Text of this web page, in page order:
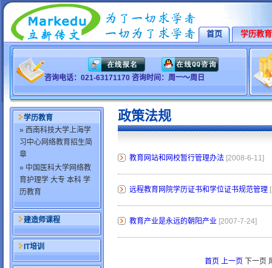
首页 学历教育
咨询电话：021-63171170 咨询时间：周一～周日
学历教育
» 西南科技大学上海学
习中心网络教育招生简
章
» 中国医科大学网络教
育护理学 大专 本科 学
历教育
建造师课程
IT培训
政策法规
教育网站和网校暂行管理办法 [2008-6-11]
远程教育网院学历证书和学位证书规范管理
教育产业是永远的朝阳产业 [2007-7-24]
首页 上一页 下一页